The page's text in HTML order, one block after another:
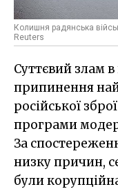
Колишня радянська
Reuters
Суттєвий злам в
припинення
російської
програми
За
низку причин,
були